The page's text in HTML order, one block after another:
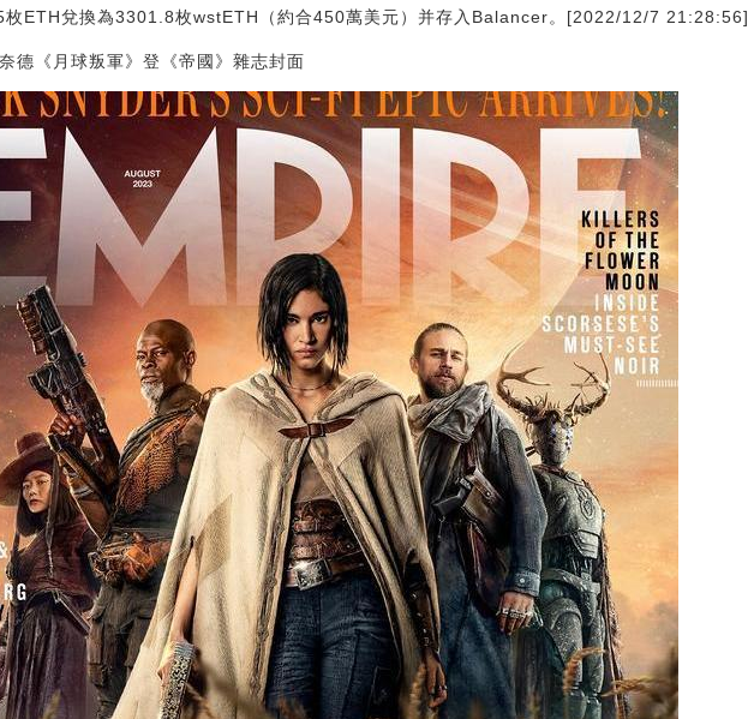
枚ETH兌換為3301.8枚wstETH（約合450萬美元）并存入Balancer。[2022/12/7 21:28:56]
德《月球叛軍》登《帝國》雜志封面